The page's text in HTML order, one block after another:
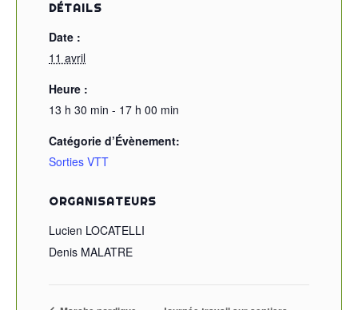
DÉTAILS
Date :
11 avril
Heure :
13 h 30 min - 17 h 00 min
Catégorie d’Évènement:
Sorties VTT
ORGANISATEURS
Lucien LOCATELLI
Denis MALATRE